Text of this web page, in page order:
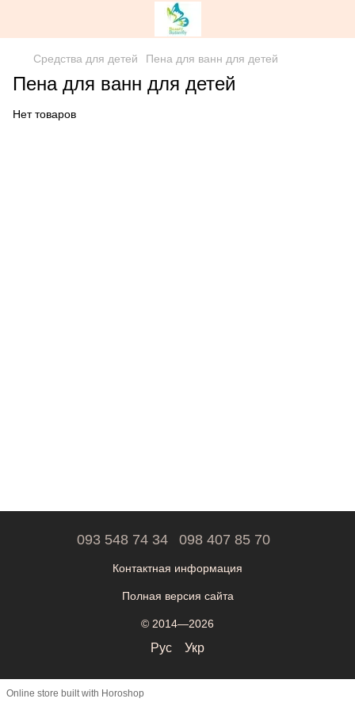
Средства для детей Пена для ванн для детей
Пена для ванн для детей
Нет товаров
093 548 74 34 098 407 85 70
Контактная информация
Полная версия сайта
© 2014—2026
Рус Укр
Online store built with Horoshop